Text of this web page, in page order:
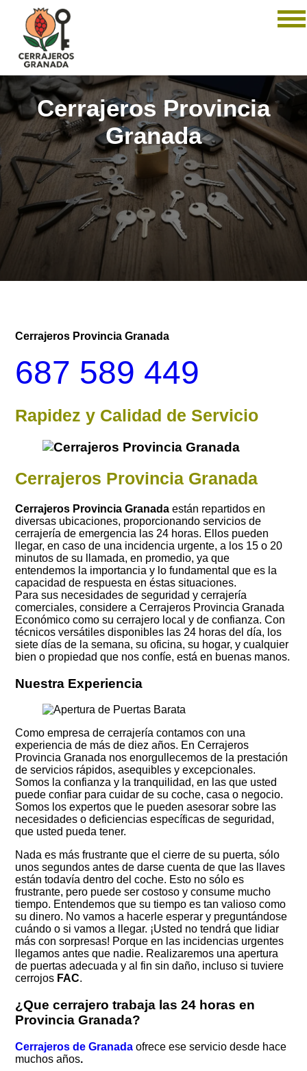
Cerrajeros Provincia
Granada
Cerrajeros Provincia Granada
687 589 449
Rapidez y Calidad de Servicio
Cerrajeros Provincia Granada
Cerrajeros Provincia Granada están repartidos en
diversas ubicaciones, proporcionando servicios de
cerrajería de emergencia las 24 horas. Ellos pueden
llegar, en caso de una incidencia urgente, a los 15 o 20
minutos de su llamada, en promedio, ya que
entendemos la importancia y lo fundamental que es la
capacidad de respuesta en éstas situaciones.
Para sus necesidades de seguridad y cerrajería
comerciales, considere a Cerrajeros Provincia Granada
Económico como su cerrajero local y de confianza. Con
técnicos versátiles disponibles las 24 horas del día, los
siete días de la semana, su oficina, su hogar, y cualquier
bien o propiedad que nos confíe, está en buenas manos.
Nuestra Experiencia
Como empresa de cerrajería contamos con una
experiencia de más de diez años. En Cerrajeros
Provincia Granada nos enorgullecemos de la prestación
de servicios rápidos, asequibles y excepcionales.
Somos la confianza y la tranquilidad, en las que usted
puede confiar para cuidar de su coche, casa o negocio.
Somos los expertos que le pueden asesorar sobre las
necesidades o deficiencias específicas de seguridad,
que usted pueda tener.
Nada es más frustrante que el cierre de su puerta, sólo
unos segundos antes de darse cuenta de que las llaves
están todavía dentro del coche. Esto no sólo es
frustrante, pero puede ser costoso y consume mucho
tiempo. Entendemos que su tiempo es tan valioso como
su dinero. No vamos a hacerle esperar y preguntándose
cuándo o si vamos a llegar. ¡Usted no tendrá que lidiar
más con sorpresas! Porque en las incidencias urgentes
llegamos antes que nadie. Realizaremos una apertura
de puertas adecuada y al fin sin daño, incluso si tuviere
cerrojos FAC.
¿Que cerrajero trabaja las 24 horas en
Provincia Granada?
Cerrajeros de Granada ofrece ese servicio desde hace
muchos años.